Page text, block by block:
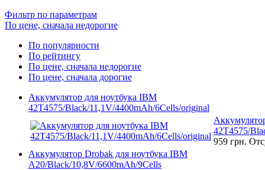
Фильтр по параметрам
По цене, сначала недорогие
По популярности
По рейтингу
По цене, сначала недорогие
По цене, сначала дорогие
Аккумулятор для ноутбука IBM
42T4575/Black/11,1V/4400mAh/6Cells/original
42T4575/
959 грн.
Аккумулятор Drobak для ноутбука IBM
A20/Black/10,8V/6600mAh/9Cells